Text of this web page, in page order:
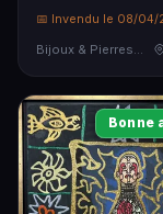
📅 Invendu le 08/04/
Bonne